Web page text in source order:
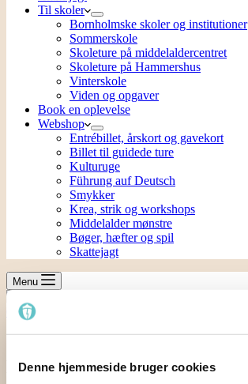
Denne hjemmeside bruger cookies
Til skoler
Bornholmske skoler og institutioner
Sommerskole
Skoleture på middelaldercentret
Skoleture på Hammershus
Vinterskole
Viden og opgaver
Book en oplevelse
Webshop
Entrébillet, årskort og gavekort
Billet til guidede ture
Kulturuge
Führung auf Deutsch
Smykker
Krea, strik og workshops
Middelalder mønstre
Bøger, hæfter og spil
Skattejagt
Menu
Indkøbskurv
Kærretur på Hammershus